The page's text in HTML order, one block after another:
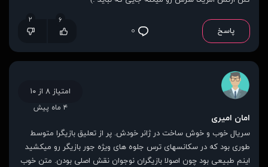
پاسخ ۰
۶ ۲
امان امیری
سریال خوب و خوش ساخت در ژانر خودش. پر از تعلیق بازیگرا متوسط
طوری بود که در سکانسهای ترس جلوه های ویژه جور بازیگر رو میکشید
اینم طبیعی بود چون اصولا بازیگران نوجوان نقش اصلی بودن. متن خوب
امتیاز ۸ از ۱۰
۴ ماه پیش